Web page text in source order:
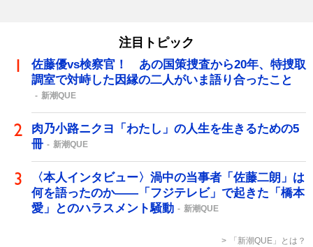
注目トピック
佐藤優vs検察官！ あの国策捜査から20年、特捜取
調室で対峙した因縁の二人がいま語り合ったこと
新潮QUE
肉乃小路ニクヨ「わたし」の人生を生きるための5
冊
新潮QUE
〈本人インタビュー〉渦中の当事者「佐藤二朗」は
何を語ったのか――「フジテレビ」で起きた「橋本
愛」とのハラスメント騒動
新潮QUE
「新潮QUE」とは？